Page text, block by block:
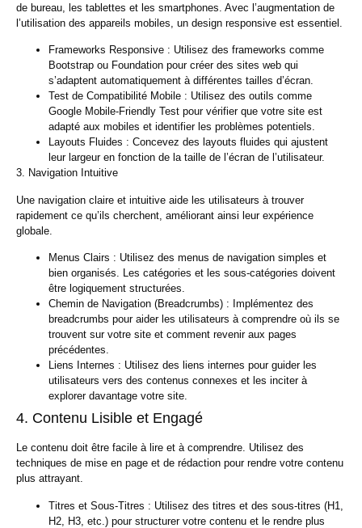
de bureau, les tablettes et les smartphones. Avec l’augmentation de
l’utilisation des appareils mobiles, un design responsive est essentiel.
Frameworks Responsive : Utilisez des frameworks comme
Bootstrap ou Foundation pour créer des sites web qui
s’adaptent automatiquement à différentes tailles d’écran.
Test de Compatibilité Mobile : Utilisez des outils comme
Google Mobile-Friendly Test pour vérifier que votre site est
adapté aux mobiles et identifier les problèmes potentiels.
Layouts Fluides : Concevez des layouts fluides qui ajustent
leur largeur en fonction de la taille de l’écran de l’utilisateur.
3. Navigation Intuitive
Une navigation claire et intuitive aide les utilisateurs à trouver
rapidement ce qu’ils cherchent, améliorant ainsi leur expérience
globale.
Menus Clairs : Utilisez des menus de navigation simples et
bien organisés. Les catégories et les sous-catégories doivent
être logiquement structurées.
Chemin de Navigation (Breadcrumbs) : Implémentez des
breadcrumbs pour aider les utilisateurs à comprendre où ils se
trouvent sur votre site et comment revenir aux pages
précédentes.
Liens Internes : Utilisez des liens internes pour guider les
utilisateurs vers des contenus connexes et les inciter à
explorer davantage votre site.
4. Contenu Lisible et Engagé
Le contenu doit être facile à lire et à comprendre. Utilisez des
techniques de mise en page et de rédaction pour rendre votre contenu
plus attrayant.
Titres et Sous-Titres : Utilisez des titres et des sous-titres (H1,
H2, H3, etc.) pour structurer votre contenu et le rendre plus